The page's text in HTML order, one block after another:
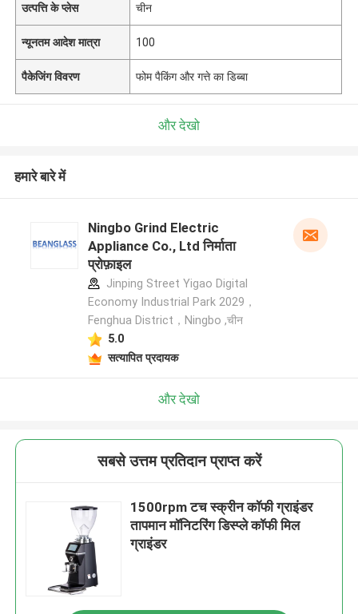
उत्पत्ति के प्लेस चीन
न्यूनतम आदेश मात्रा 100
पैकेजिंग विवरण फोम पैकिंग और गत्ते का डिब्बा
और देखो
हमारे बारे में
Ningbo Grind Electric
Appliance Co., Ltd निर्माता
प्रोफ़ाइल
Jinping Street Yigao Digital
Economy Industrial Park 2029，
Fenghua District，Ningbo ,चीन
5.0
सत्यापित प्रदायक
और देखो
सबसे उत्तम प्रतिदान प्राप्त करें
1500rpm टच स्क्रीन कॉफी ग्राइंडर
तापमान मॉनिटरिंग डिस्प्ले कॉफी मिल
ग्राइंडर